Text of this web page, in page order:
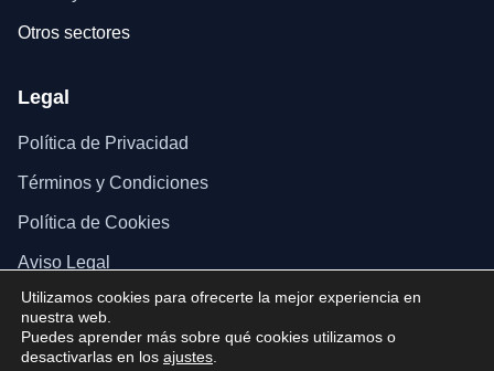
Otros sectores
Legal
Política de Privacidad
Términos y Condiciones
Política de Cookies
Aviso Legal
© 2025 Página web realizada por FAECA.
Utilizamos cookies para ofrecerte la mejor experiencia en
nuestra web.
Puedes aprender más sobre qué cookies utilizamos o
desactivarlas en los ajustes